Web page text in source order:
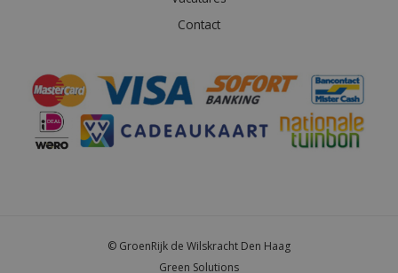
Contact
© GroenRijk de Wilskracht Den Haag
Green Solutions